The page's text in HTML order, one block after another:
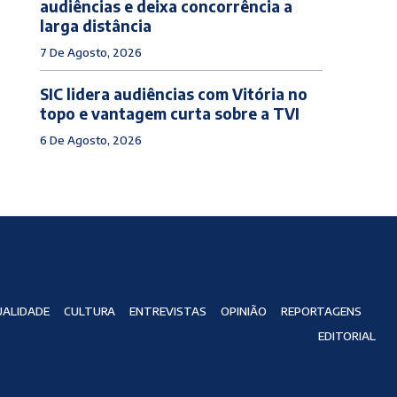
audiências e deixa concorrência a
larga distância
7 De Agosto, 2026
SIC lidera audiências com Vitória no
topo e vantagem curta sobre a TVI
6 De Agosto, 2026
CULTURA ENTREVISTAS OPINIÃO
REPORTAGENS
EDITORIAL